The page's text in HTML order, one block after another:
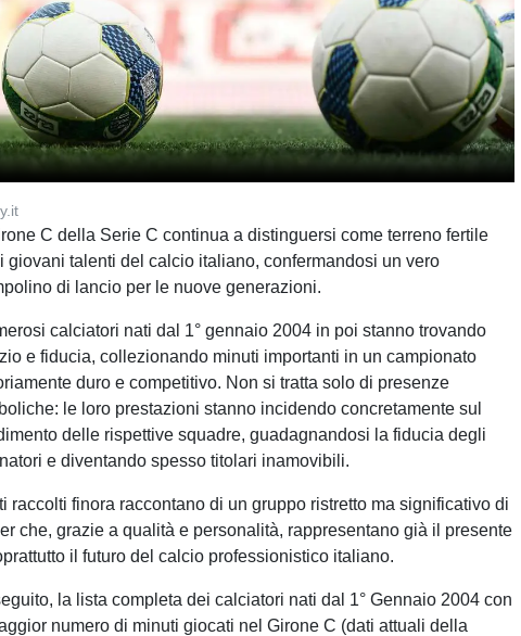
C della Serie C continua a distinguersi come terreno fertile
giovani talenti del calcio italiano, confermandosi un vero
di lancio per le nuove generazioni.
calciatori nati dal 1° gennaio 2004 in poi stanno trovando
e fiducia, collezionando minuti importanti in un campionato
duro e competitivo. Non si tratta solo di presenze
le loro prestazioni stanno incidendo concretamente sul
delle rispettive squadre, guadagnandosi la fiducia degli
e diventando spesso titolari inamovibili.
raccolti finora raccontano di un gruppo ristretto ma significativo di
che, grazie a qualità e personalità, rappresentano già il presente
il futuro del calcio professionistico italiano.
la lista completa dei calciatori nati dal 1° Gennaio 2004 con
numero di minuti giocati nel Girone C (dati attuali della